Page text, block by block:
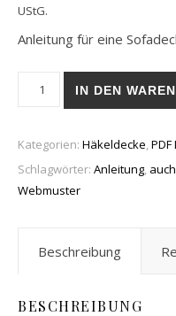
UStG.
Anleitung für eine
IN DEN
Kategorien: Häkeldecke,
Schlagwörter: Anleitung,
Webmuster
Beschreibung
BESCHREIBUNG